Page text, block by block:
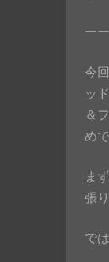
ー
今
ッ
＆
め
ま
張
では